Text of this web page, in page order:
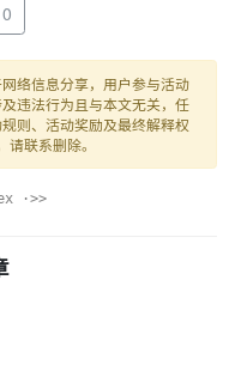
0
络信息分享，用户参与活动
违法行为且与本文无关，任
则、活动奖励及最终解释权
联系删除。
·>>